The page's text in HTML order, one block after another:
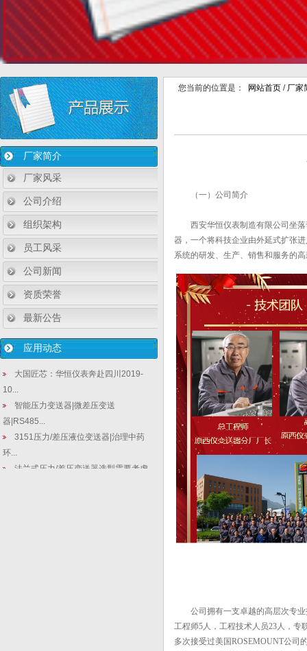
厂家简介
厂家风采
公司介绍
组织架构
员工风采
公司新闻
资质荣誉
最新公告
应用动态
大国匠芯：华恒仪表奔赴四川2019-
10...
智能压力变送器|微差压变送
器|RS485...
3151压力/差压液位变送器|治理中药
环...
法兰式压力/差压变送器选型需要考虑
您当前的位置是： 网站首页 / 厂家
（一）公司简介
西安华恒仪表制造有限公司坐落
器，一个将科技企业由外延式扩张
系统的研发、生产、销售和服务的
公司拥有一支卓越的高层次专业
工程师5人，工程技术人员23人，专
多次接受过美国ROSEMOUNT公司